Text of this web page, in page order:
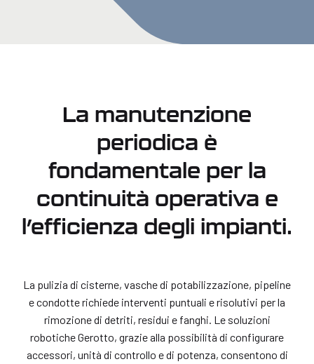
La manutenzione
periodica è
fondamentale per la
continuità operativa e
l’efficienza degli impianti.
La pulizia di cisterne, vasche di potabilizzazione, pipeline
e condotte richiede interventi puntuali e risolutivi per la
rimozione di detriti, residui e fanghi. Le soluzioni
robotiche Gerotto, grazie alla possibilità di configurare
accessori, unità di controllo e di potenza, consentono di